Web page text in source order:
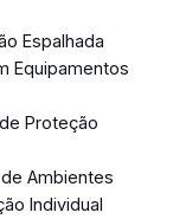
Espalhada
Equipamentos
Proteção
Ambientes
Individual